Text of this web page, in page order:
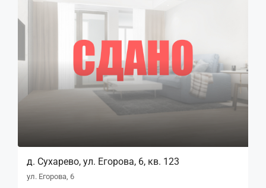
д. Сухарево, ул. Егорова, 6, кв. 123
ул. Егорова, 6